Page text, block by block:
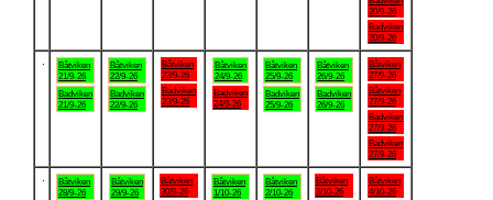
20/9-26
Badviken
20/9-26
Båtviken
21/9-26
Badviken
21/9-26
Båtviken
22/9-26
Badviken
22/9-26
Båtviken
23/9-26
Badviken
23/9-26
Båtviken
24/9-26
Badviken
24/9-26
Båtviken
25/9-26
Badviken
25/9-26
Båtviken
26/9-26
Badviken
26/9-26
Båtviken
27/9-26
Båtviken
27/9-26
Badviken
27/9-26
Badviken
27/9-26
Båtviken
28/9-26
Båtviken
29/9-26
Båtviken
30/9-26
Båtviken
1/10-26
Båtviken
2/10-26
Båtviken
3/10-26
Båtviken
4/10-26